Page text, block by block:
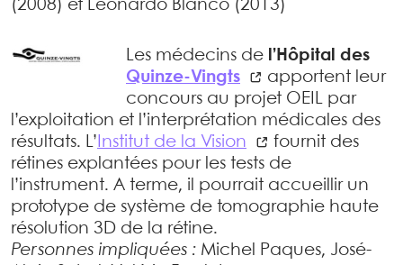
(2008) et Leonardo Blanco (2013)
Les médecins de
l’Hôpital des
Quinze-Vingts
apportent leur
concours au projet OEIL par
l’exploitation et l’interprétation médicales des
résultats. L’ Institut de la Vision
fournit des
rétines explantées pour les tests de
l’instrument. A terme, il pourrait accueillir un
prototype de système de tomographie haute
résolution 3D de la rétine.
Personnes impliquées : Michel Paques, José-